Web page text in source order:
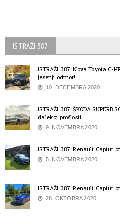
ISTRAŽI 387
ISTRAŽI 387: Nova Toyota C-
jesenji odmor!
10. DECEMBRA 2020.
ISTRAŽI 387: ŠKODA
dalekoj prošlosti
9. NOVEMBRA 2020.
ISTRAŽI 387: Renault Captur
5. NOVEMBRA 2020.
ISTRAŽI 387: Renault Captur
28. OKTOBRA 2020.